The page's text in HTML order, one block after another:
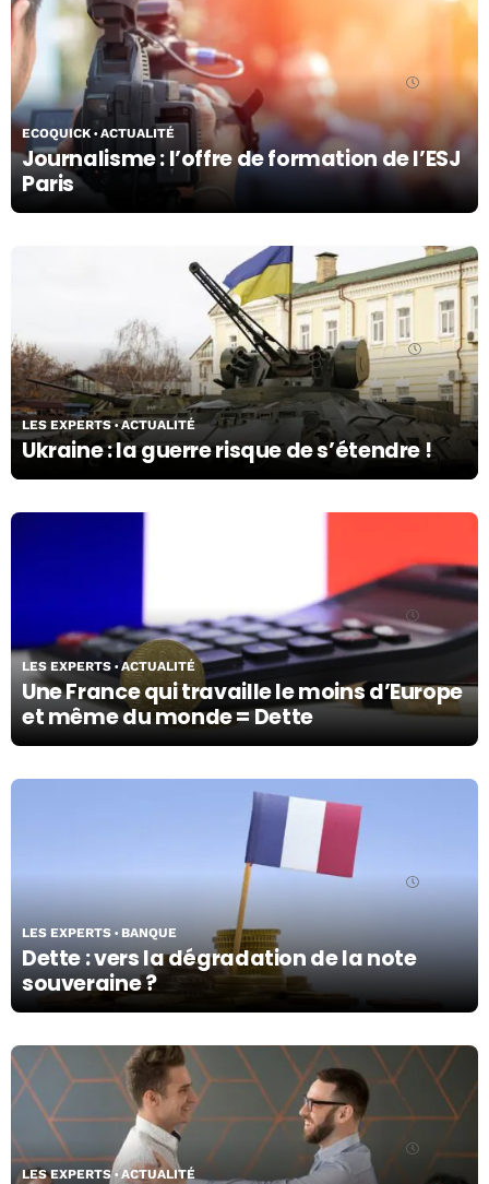
Journalisme : l’offre de formation de l’ESJ
Paris
ECOQUICK ACTUALITÉ
03/05/24
Ukraine : la guerre risque de s’étendre !
LES EXPERTS ACTUALITÉ
27/03/24
Une France qui travaille le moins d’Europe
et même du monde = Dette
LES EXPERTS ACTUALITÉ
Dette : vers la dégradation de la note
souveraine ?
LES EXPERTS BANQUE
LES EXPERTS ACTUALITÉ